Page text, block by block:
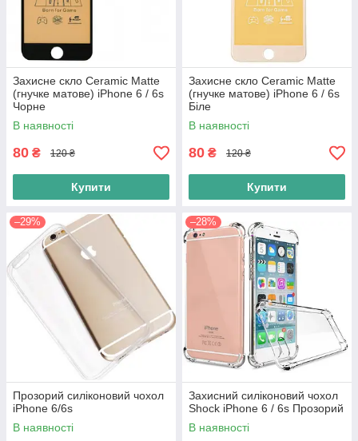
Захисне скло Ceramic Matte
(гнучке матове) iPhone 6 / 6s
Чорне
В наявності
80 ₴ 120 ₴
Купити
Захисне скло Ceramic Matte
(гнучке матове) iPhone 6 / 6s
Біле
В наявності
80 ₴ 120 ₴
Купити
–29%
Прозорий силіконовий чохол
iPhone 6/6s
В наявності
–28%
Захисний силіконовий чохол
Shock iPhone 6 / 6s Прозорий
В наявності